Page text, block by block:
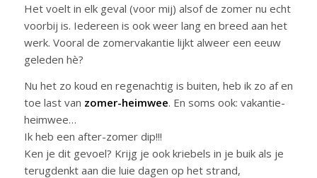
Het voelt in elk geval (voor mij) alsof de zomer nu echt
voorbij is. Iedereen is ook weer lang en breed aan het
werk. Vooral de zomervakantie lijkt alweer een eeuw
geleden hè?
Nu het zo koud en regenachtig is buiten, heb ik zo af en
toe last van zomer-heimwee. En soms ook: vakantie-
heimwee…
Ik heb een after-zomer dip!!!
Ken je dit gevoel? Krijg je ook kriebels in je buik als je
terugdenkt aan die luie dagen op het strand,